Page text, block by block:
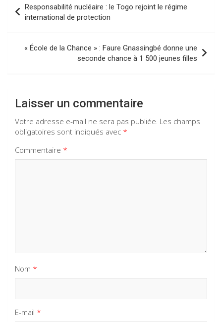
o
k
p
p
m
de
l’article
Responsabilité nucléaire : le Togo rejoint le régime
international de protection
« École de la Chance » : Faure Gnassingbé donne une
seconde chance à 1 500 jeunes filles
Laisser un commentaire
Votre adresse e-mail ne sera pas publiée. Les champs
obligatoires sont indiqués avec *
Commentaire *
Nom *
E-mail *